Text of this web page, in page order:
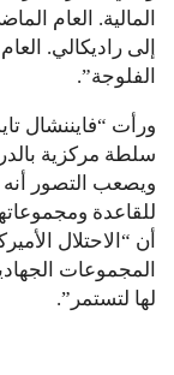
المالية. العام
إلى راديكالي.
الفلوجة”.
ورأت “فايننشال
سلطة مركزية
ويصعب التصور أنه
للقاعدة
أن “الاحتلال
المجموعات
لها لتستمر”.